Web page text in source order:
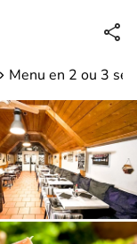
jusqu'à 23:00 heures
Menu en 2 ou 3